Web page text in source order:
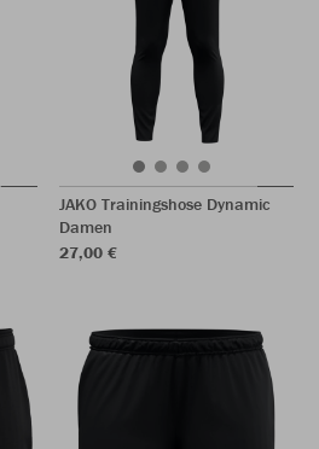
JAKO Trainingshose Dynamic
Damen
27,00 €